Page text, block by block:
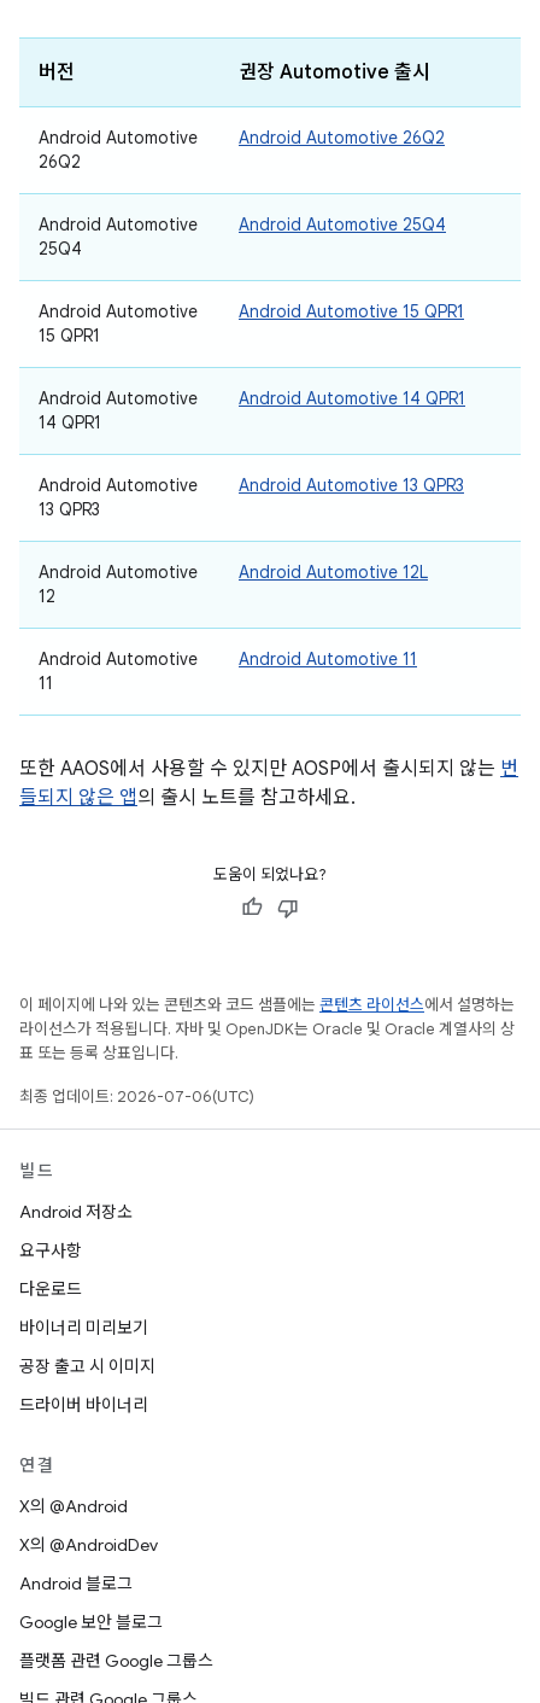
버전 권장 Automotive 출시
Android Automotive
26Q2
Android Automotive 26Q2
Android Automotive
25Q4
Android Automotive 25Q4
Android Automotive
15 QPR1
Android Automotive 15 QPR1
Android Automotive
14 QPR1
Android Automotive 14 QPR1
Android Automotive
13 QPR3
Android Automotive 13 QPR3
Android Automotive
12
Android Automotive 12L
Android Automotive
11
Android Automotive 11
또한 AAOS에서 사용할 수 있지만 AOSP에서 출시되지 않는 번
들되지 않은 앱의 출시 노트를 참고하세요.
도움이 되었나요?
이 페이지에 나와 있는 콘텐츠와 코드 샘플에는 콘텐츠 라이선스에서 설명하는
라이선스가 적용됩니다. 자바 및 OpenJDK는 Oracle 및 Oracle 계열사의 상
표 또는 등록 상표입니다.
최종 업데이트: 2026-07-06(UTC)
빌드
Android 저장소
요구사항
다운로드
바이너리 미리보기
공장 출고 시 이미지
드라이버 바이너리
연결
X의 @Android
X의 @AndroidDev
Android 블로그
Google 보안 블로그
플랫폼 관련 Google 그룹스